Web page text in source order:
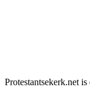
Protestantsekerk.net